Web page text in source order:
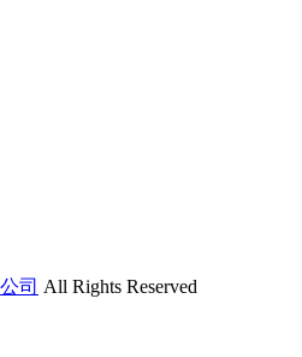
司 All Rights Reserved